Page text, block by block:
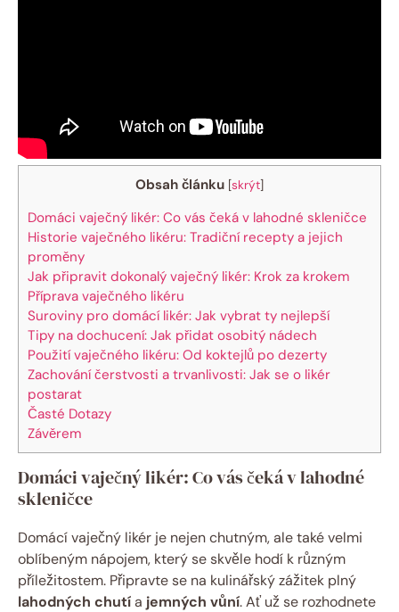
Obsah článku [skrýt]
Domáci vaječný likér: Co vás čeká v lahodné skleničce
Historie vaječného likéru: Tradiční recepty a jejich
proměny
Jak připravit dokonalý vaječný likér: Krok za krokem
Příprava vaječného likéru
Suroviny pro domácí likér: Jak vybrat ty nejlepší
Tipy na dochucení: Jak přidat osobitý nádech
Použití vaječného likéru: Od koktejlů po dezerty
Zachování čerstvosti a trvanlivosti: Jak se o likér
postarat
Časté Dotazy
Závěrem
Domáci vaječný likér: Co vás čeká v lahodné
skleničce
Domácí vaječný likér je nejen chutným, ale také velmi
oblíbeným nápojem, který se skvěle hodí k různým
příležitostem. Připravte se na kulinářský zážitek plný
lahodných chutía jemných vůní. Ať už se rozhodnete